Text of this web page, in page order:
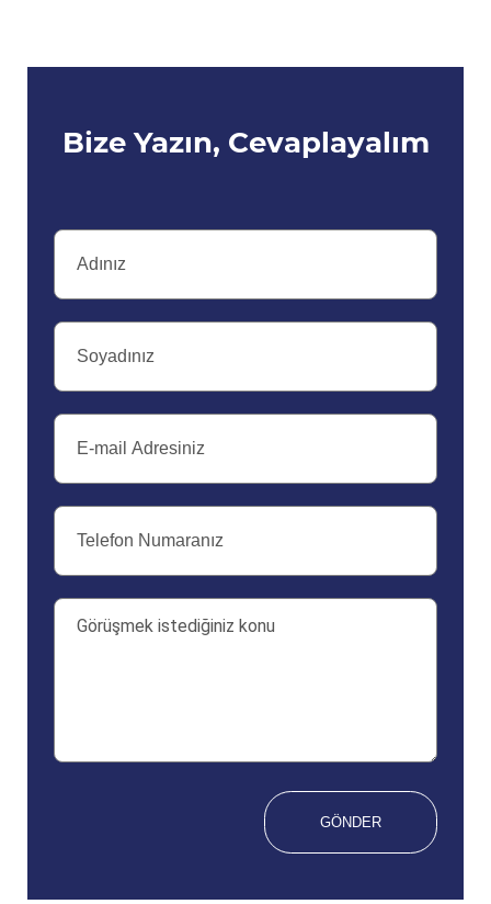
Bize Yazın, Cevaplayalım